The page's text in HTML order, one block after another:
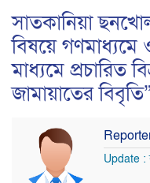
সাতকানিয়া
বিষয়ে
মাধ্যমে প্রচারিত
জামায়াতের বিবৃতি”
Update :